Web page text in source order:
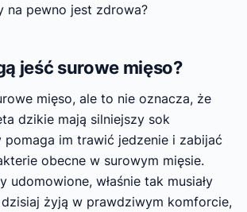
na pewno jest zdrowa?
jeść surowe mięso?
mięso, ale to nie oznacza, że
dzikie mają silniejszy sok
pomaga im trawić jedzenie i zabijać
obecne w surowym mięsie.
udomowione, właśnie tak musiały
żyją w prawdziwym komforcie,